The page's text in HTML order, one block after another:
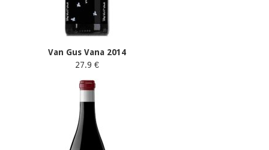
Van Gus Vana 2014
27.9 €